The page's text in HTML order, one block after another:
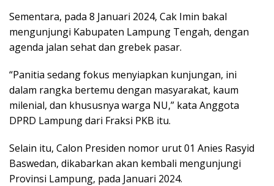
Sementara, pada 8 Januari 2024, Cak Imin bakal
mengunjungi Kabupaten Lampung Tengah, dengan
agenda jalan sehat dan grebek pasar.
“Panitia sedang fokus menyiapkan kunjungan, ini
dalam rangka bertemu dengan masyarakat, kaum
milenial, dan khususnya warga NU,” kata Anggota
DPRD Lampung dari Fraksi PKB itu.
Selain itu, Calon Presiden nomor urut 01 Anies Rasyid
Baswedan, dikabarkan akan kembali mengunjungi
Provinsi Lampung, pada Januari 2024.